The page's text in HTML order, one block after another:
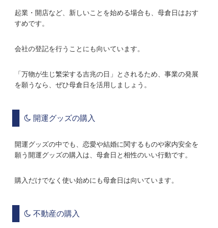
起業・開店など、新しいことを始める場合も、母倉日はおす
すめです。
会社の登記を行うことにも向いています。
「万物が生じ繁栄する吉兆の日」とされるため、事業の発展
を願うなら、ぜひ母倉日を活用しましょう。
開運グッズの購入
開運グッズの中でも、恋愛や結婚に関するものや家内安全を
願う開運グッズの購入は、母倉日と相性のいい行動です。
購入だけでなく使い始めにも母倉日は向いています。
不動産の購入